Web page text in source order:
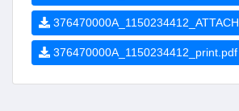
376470000A_1150234412_print.pdf